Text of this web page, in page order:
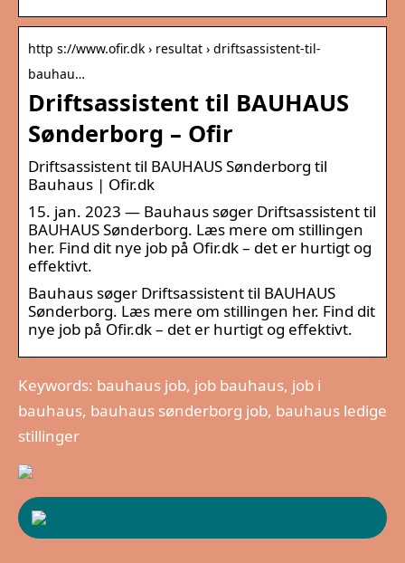
http s://www.ofir.dk › resultat › driftsassistent-til-
bauhau…
Driftsassistent til BAUHAUS
Sønderborg – Ofir
Driftsassistent til BAUHAUS Sønderborg til
Bauhaus | Ofir.dk
15. jan. 2023 — Bauhaus søger Driftsassistent til
BAUHAUS Sønderborg. Læs mere om stillingen
her. Find dit nye job på Ofir.dk – det er hurtigt og
effektivt.
Bauhaus søger Driftsassistent til BAUHAUS
Sønderborg. Læs mere om stillingen her. Find dit
nye job på Ofir.dk – det er hurtigt og effektivt.
Keywords: bauhaus job, job bauhaus, job i
bauhaus, bauhaus sønderborg job, bauhaus ledige
stillinger